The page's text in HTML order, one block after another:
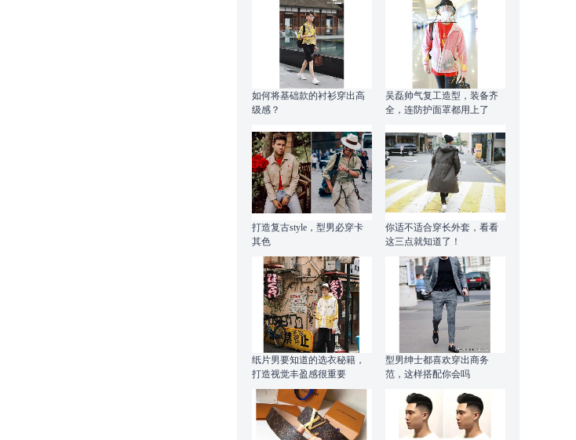
如何将基础款的衬衫穿出高
级感？
吴磊帅气复工造型，装备齐
全，连防护面罩都用上了
打造复古style，型男必穿卡
其色
你适不适合穿长外套，看看
这三点就知道了！
纸片男要知道的选衣秘籍，
打造视觉丰盈感很重要
型男绅士都喜欢穿出商务
范，这样搭配你会吗